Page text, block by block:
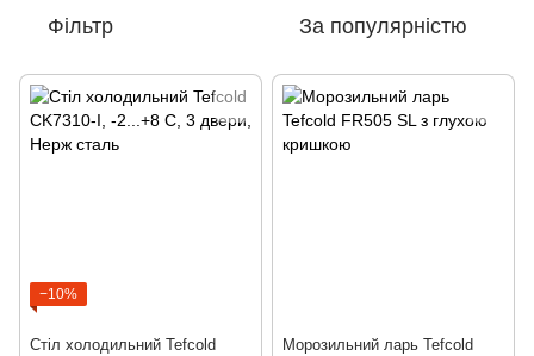
Фільтр За популярністю
−10%
Стіл холодильний Tefcold
Морозильний ларь Tefcold